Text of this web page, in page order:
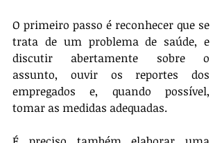
O primeiro passo é reconhecer que se
trata de um problema de saúde, e
discutir abertamente sobre o
assunto, ouvir os reportes dos
empregados e, quando possível,
tomar as medidas adequadas.